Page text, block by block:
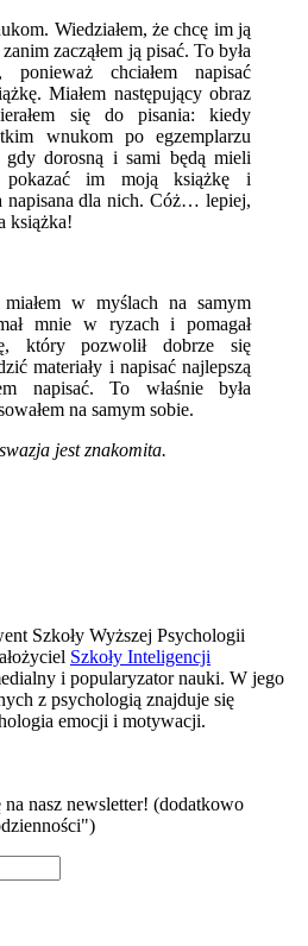
Wiedziałem, że chcę im ją
zacząłem ją pisać. To była
ponieważ chciałem napisać
Miałem następujący obraz
się do pisania: kiedy
wnukom po egzemplarzu
dorosną i sami będą mieli
im moją książkę i
napisana dla nich. Cóż… lepiej,
książka!
w myślach na samym
mnie w ryzach i pomagał
który pozwolił dobrze się
materiały i napisać najlepszą
napisać. To właśnie była
na samym sobie.
jest znakomita.
Szkoły Wyższej Psychologii
Szkoły Inteligencji
i popularyzator nauki. W jego
z psychologią znajduje się
emocji i motywacji.
na nasz newsletter! (dodatkowo